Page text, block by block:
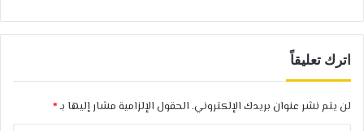
اترك تعليقاً
لن يتم نشر عنوان بريدك الإلكتروني. الحقول الإلزامية مشار إليها بـ*